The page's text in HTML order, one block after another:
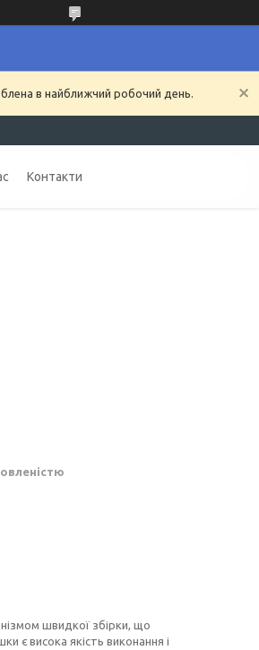
в найближчий робочий день.
Контакти
швидкої збірки, що
є висока якість виконання і